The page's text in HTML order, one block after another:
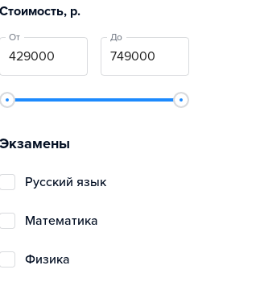
Стоимость, р.
От До
Экзамены
русский язык
математика
физика